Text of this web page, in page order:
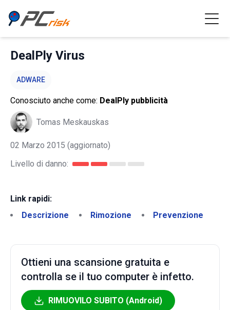
DealPly Virus
ADWARE
Conosciuto anche come: DealPly pubblicità
Tomas Meskauskas
02 Marzo 2015 (aggiornato)
Livello di danno:
Link rapidi:
Descrizione
Rimozione Prevenzione
Ottieni una scansione gratuita e
controlla se il tuo computer è infetto.
RIMUOVILO SUBITO (Android)